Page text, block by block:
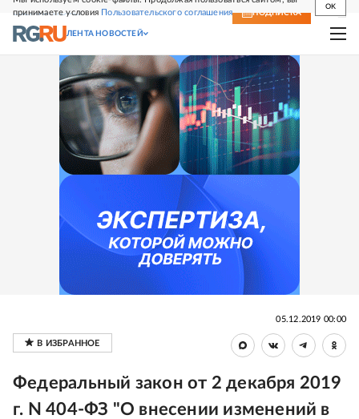
принимаете условия Пользовательского соглашения
OK
СВЕЖИЙ НОМЕР ПОДПИСКА
ЛЕНТА НОВОСТЕЙ
05.12.2019 00:00
Федеральный закон от 2 декабря 2019
г. N 404-ФЗ "О внесении изменений в